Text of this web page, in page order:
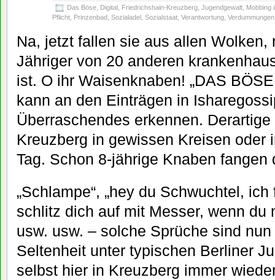
Das Böse Digital Friedrichshain-Kreuzberg Jugendgewalt
Mobbing
Pflicht
Prinzenbad Sozialadel Sozialstaat Verantwortung Verdummungen
Na, jetzt fallen sie aus allen Wolken,
Jähriger von 20 anderen
ist. O ihr Waisenknaben! „DAS
kann an den Einträgen in
Überraschendes erkennen.
Kreuzberg in gewissen Kreisen oder
Tag. Schon 8-jährige Knaben fangen
„Schlampe“, „hey du Schwuchtel,
schlitz dich auf mit Messer, wenn du
usw. usw. – solche Sprüche sind
Seltenheit unter typischen Berliner
selbst hier in Kreuzberg immer